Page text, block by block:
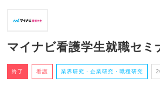
マイナビ看護学生就職セミ
終了 看護 業界研究・企業研究・職種研究